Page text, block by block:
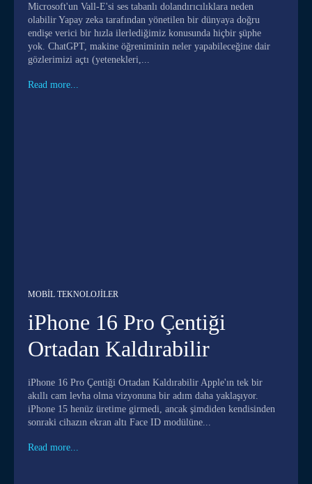
Microsoft'un Vall-E'si ses tabanlı dolandırıcılıklara neden
olabilir Yapay zeka tarafından yönetilen bir dünyaya doğru
endişe verici bir hızla ilerlediğimiz konusunda hiçbir şüphe
yok. ChatGPT, makine öğreniminin neler yapabileceğine dair
gözlerimizi açtı (yetenekleri,...
Read more...
MOBIL TEKNOLOJILER
iPhone 16 Pro Çentiği
Ortadan Kaldırabilir
iPhone 16 Pro Çentiği Ortadan Kaldırabilir Apple'ın tek bir
akıllı cam levha olma vizyonuna bir adım daha yaklaşıyor.
iPhone 15 henüz üretime girmedi, ancak şimdiden kendisinden
sonraki cihazın ekran altı Face ID modülüne...
Read more...